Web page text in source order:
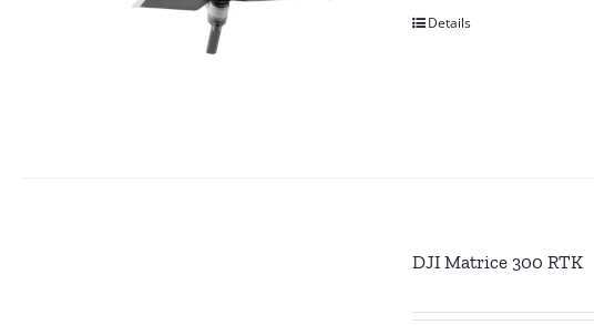
Details
DJI Matrice 300 RTK